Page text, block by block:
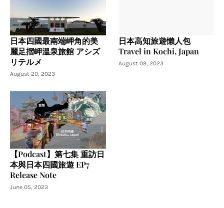
日本四國最南端岬角的美
麗足摺岬溫泉旅館 アシズ
リテルメ
August 20, 2023
日本高知旅遊懶人包
Travel in Kochi, Japan
August 09, 2023
【Podcast】第七集 重訪日
本與日本四國旅遊 EP7
Release Note
June 05, 2023